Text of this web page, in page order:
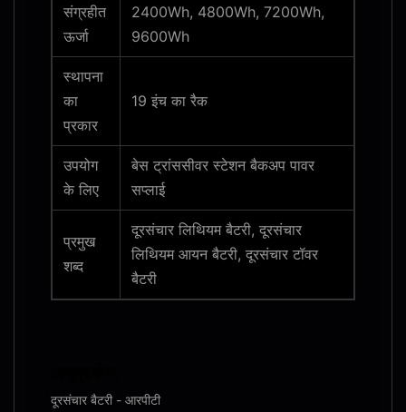
संग्रहीत
ऊर्जा
2400Wh, 4800Wh, 7200Wh,
9600Wh
स्थापना
का
प्रकार
19 इंच का रैक
उपयोग
के लिए
बेस ट्रांससीवर स्टेशन बैकअप पावर
सप्लाई
प्रमुख
शब्द
दूरसंचार लिथियम बैटरी, दूरसंचार
लिथियम आयन बैटरी, दूरसंचार टॉवर
बैटरी
दूरसंचार बैटरी - आरपीटी